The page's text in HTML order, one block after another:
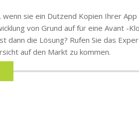
sie ein Dutzend Kopien Ihrer
von Grund auf für eine Avant -
die Lösung? Rufen Sie das
auf den Markt zu kommen.